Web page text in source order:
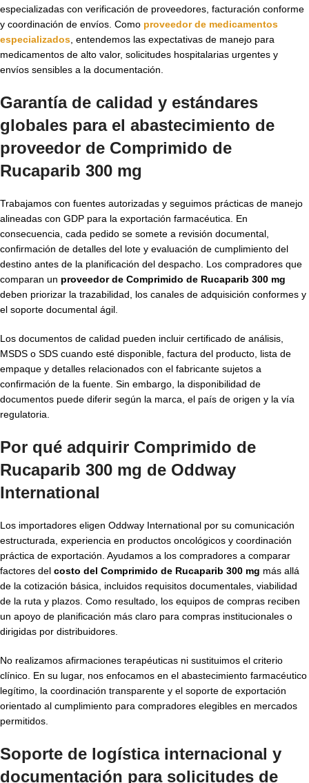
especializadas con verificación de proveedores, facturación conforme
y coordinación de envíos. Como proveedor de medicamentos
especializados , entendemos las expectativas de manejo para
medicamentos de alto valor, solicitudes hospitalarias urgentes y
envíos sensibles a la documentación.
Garantía de calidad y estándares
globales para el abastecimiento de
proveedor de Comprimido de
Rucaparib 300 mg
Trabajamos con fuentes autorizadas y seguimos prácticas de manejo
alineadas con GDP para la exportación farmacéutica. En
consecuencia, cada pedido se somete a revisión documental,
confirmación de detalles del lote y evaluación de cumplimiento del
destino antes de la planificación del despacho. Los compradores que
comparan un proveedor de Comprimido de Rucaparib 300 mg
deben priorizar la trazabilidad, los canales de adquisición conformes y
el soporte documental ágil.
Los documentos de calidad pueden incluir certificado de análisis,
MSDS o SDS cuando esté disponible, factura del producto, lista de
empaque y detalles relacionados con el fabricante sujetos a
confirmación de la fuente. Sin embargo, la disponibilidad de
documentos puede diferir según la marca, el país de origen y la vía
regulatoria.
Por qué adquirir Comprimido de
Rucaparib 300 mg de Oddway
International
Los importadores eligen Oddway International por su comunicación
estructurada, experiencia en productos oncológicos y coordinación
práctica de exportación. Ayudamos a los compradores a comparar
factores del costo del Comprimido de Rucaparib 300 mg más allá
de la cotización básica, incluidos requisitos documentales, viabilidad
de la ruta y plazos. Como resultado, los equipos de compras reciben
un apoyo de planificación más claro para compras institucionales o
dirigidas por distribuidores.
No realizamos afirmaciones terapéuticas ni sustituimos el criterio
clínico. En su lugar, nos enfocamos en el abastecimiento farmacéutico
legítimo, la coordinación transparente y el soporte de exportación
orientado al cumplimiento para compradores elegibles en mercados
permitidos.
Soporte de logística internacional y
documentación para solicitudes de